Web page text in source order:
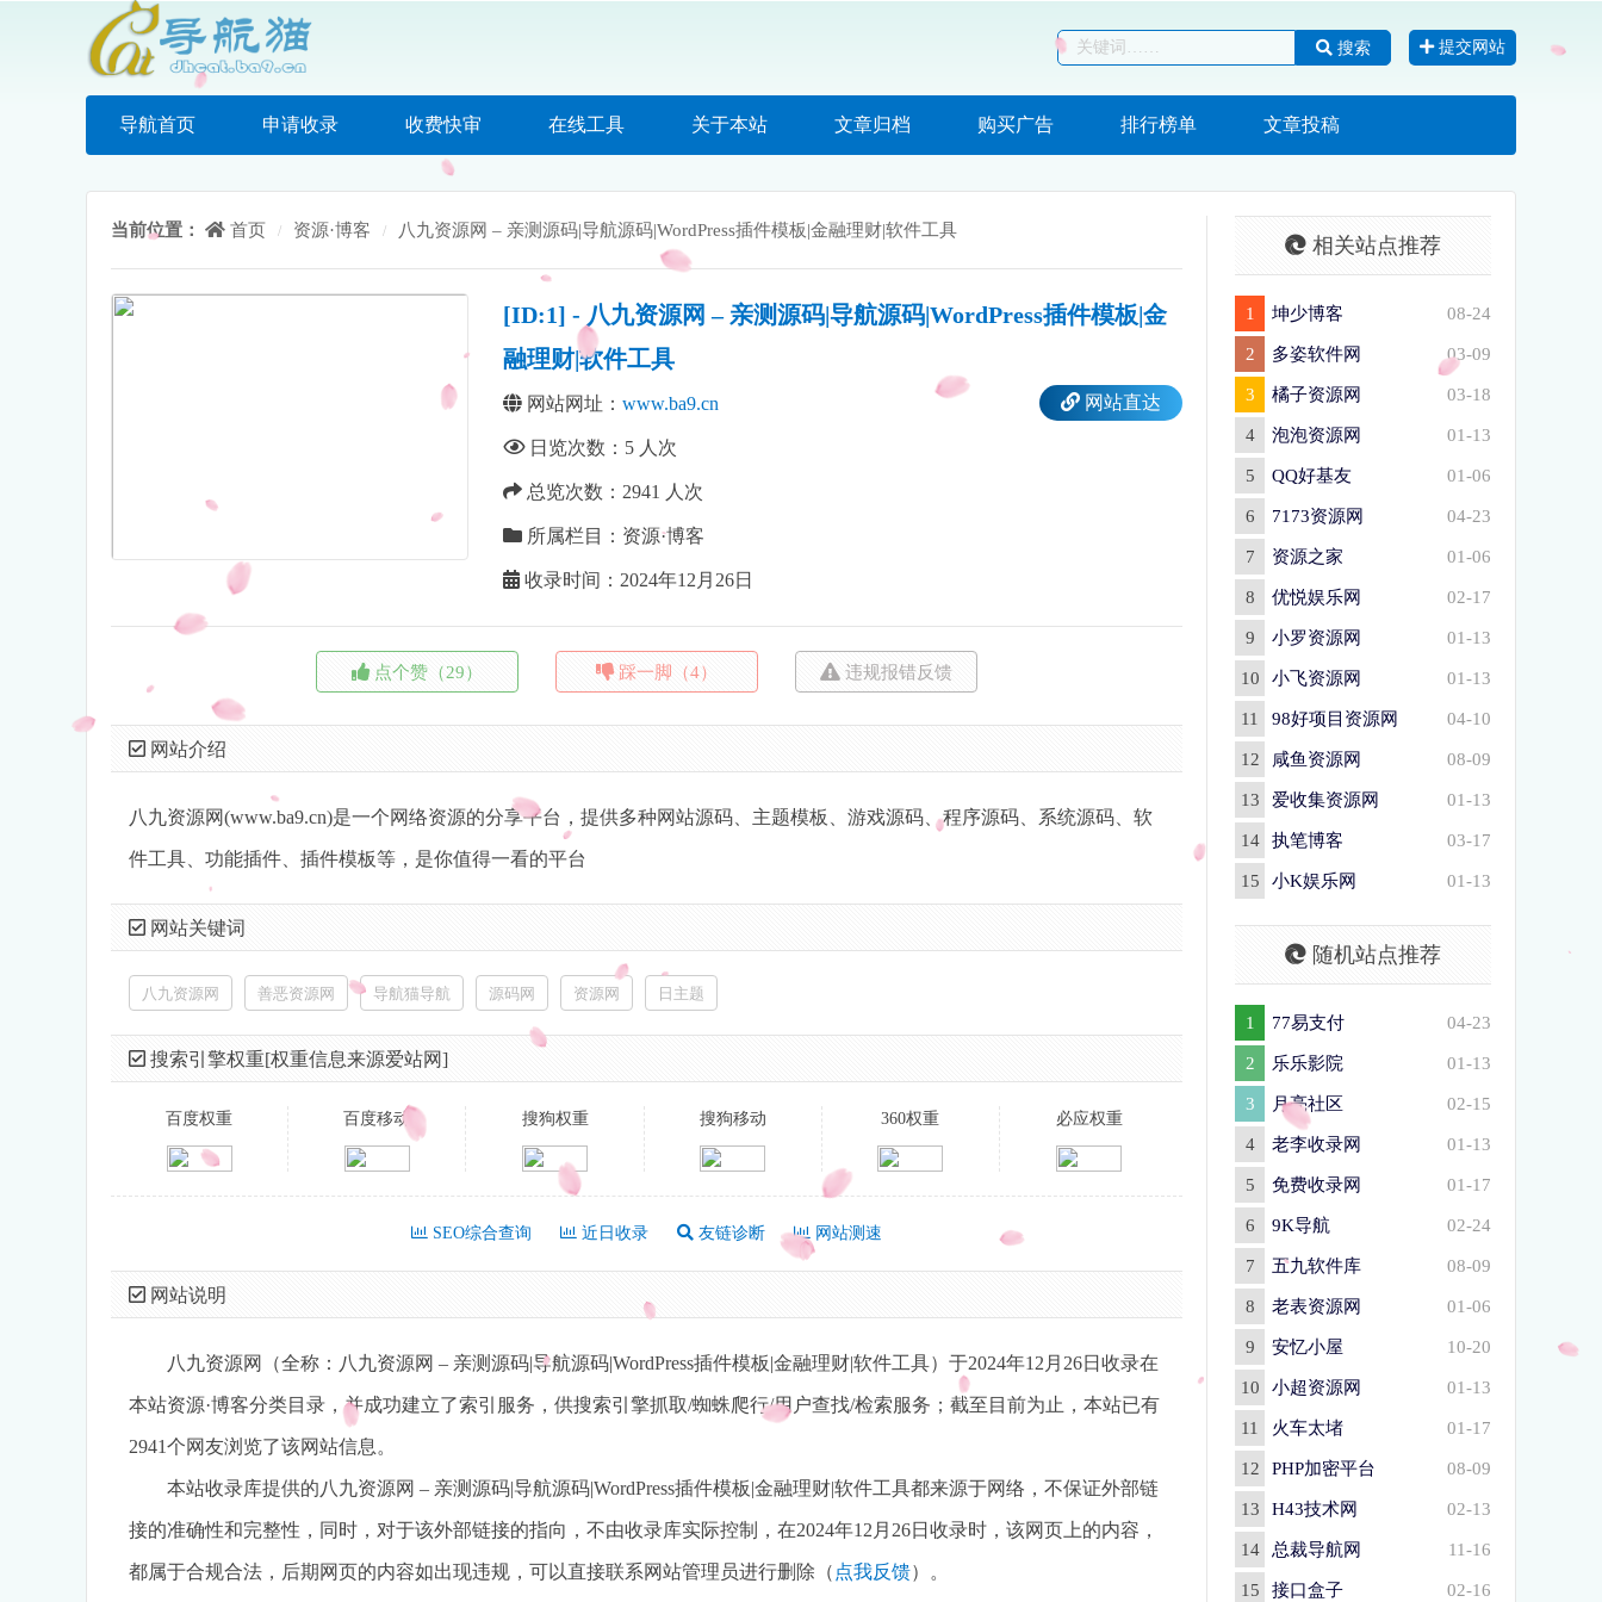
搜索 提交网站
导航首页 申请收录 收费快审 在线工具 关于本站 文章归档 购买广告 排行榜单 文章投稿
当前位置： 首页 / 资源·博客 / 八九资源网 – 亲测源码|导航源码|WordPress插件模板|金融理财|软件工具
[ID:1] - 八九资源网 – 亲测源码|导航源码|WordPress插件模板|金
融理财|软件工具
网站网址： www.ba9.cn 网站直达
日览次数： 5 人次
总览次数： 2941 人次
所属栏目：资源·博客
收录时间：2024年12月26日
点个赞（29） 踩一脚（4） 违规报错反馈
网站介绍
八九资源网(www.ba9.cn)是一个网络资源的分享平台，提供多种网站源码、主题模板、游戏源码、程序源码、系统源码、软
件工具、功能插件、插件模板等，是你值得一看的平台
网站关键词
八九资源网 善恶资源网 导航猫导航 源码网 资源网 日主题
搜索引擎权重[权重信息来源爱站网]
百度权重 百度移动 搜狗权重 搜狗移动 360权重 必应权重
SEO综合查询 近日收录 友链诊断 网站测速
网站说明
八九资源网（全称：八九资源网 – 亲测源码|导航源码|WordPress插件模板|金融理财|软件工具）于2024年12月26日收录在
本站资源·博客分类目录，并成功建立了索引服务，供搜索引擎抓取/蜘蛛爬行/用户查找/检索服务；截至目前为止，本站已有
2941个网友浏览了该网站信息。
本站收录库提供的八九资源网 – 亲测源码|导航源码|WordPress插件模板|金融理财|软件工具都来源于网络，不保证外部链
接的准确性和完整性，同时，对于该外部链接的指向，不由收录库实际控制，在2024年12月26日收录时，该网页上的内容，
都属于合规合法，后期网页的内容如出现违规，可以直接联系网站管理员进行删除（ 点我反馈）。
相关站点推荐
1 坤少博客 08-24
2 多姿软件网 03-09
3 橘子资源网 03-18
4 泡泡资源网 01-13
5 QQ好基友 01-06
6 7173资源网 04-23
7 资源之家 01-06
8 优悦娱乐网 02-17
9 小罗资源网 01-13
10 小飞资源网 01-13
11 98好项目资源网 04-10
12 咸鱼资源网 08-09
13 爱收集资源网 01-13
14 执笔博客 03-17
15 小K娱乐网 01-13
随机站点推荐
1 77易支付 04-23
2 乐乐影院 01-13
3 月亮社区 02-15
4 老李收录网 01-13
5 免费收录网 01-17
6 9K导航 02-24
7 五九软件库 08-09
8 老表资源网 01-06
9 安忆小屋 10-20
10 小超资源网 01-13
11 火车太堵 01-17
12 PHP加密平台 08-09
13 H43技术网 02-13
14 总裁导航网 11-16
15 接口盒子 02-16